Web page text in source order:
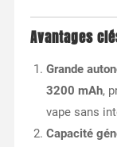
Avantages
Grande
3200 mAh,
vape sans
Capacité